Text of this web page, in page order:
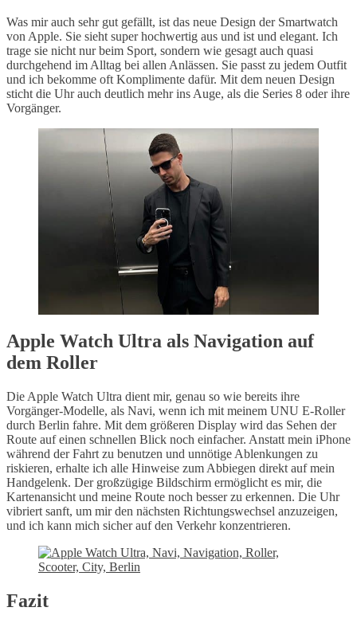
Was mir auch sehr gut gefällt, ist das neue Design der Smartwatch
von Apple. Sie sieht super hochwertig aus und ist und elegant. Ich
trage sie nicht nur beim Sport, sondern wie gesagt auch quasi
durchgehend im Alltag bei allen Anlässen. Sie passt zu jedem Outfit
und ich bekomme oft Komplimente dafür. Mit dem neuen Design
sticht die Uhr auch deutlich mehr ins Auge, als die Series 8 oder ihre
Vorgänger.
Apple Watch Ultra als Navigation auf
dem Roller
Die Apple Watch Ultra dient mir, genau so wie bereits ihre
Vorgänger-Modelle, als Navi, wenn ich mit meinem UNU E-Roller
durch Berlin fahre. Mit dem größeren Display wird das Sehen der
Route auf einen schnellen Blick noch einfacher. Anstatt mein iPhone
während der Fahrt zu benutzen und unnötige Ablenkungen zu
riskieren, erhalte ich alle Hinweise zum Abbiegen direkt auf mein
Handgelenk. Der großzügige Bildschirm ermöglicht es mir, die
Kartenansicht und meine Route noch besser zu erkennen. Die Uhr
vibriert sanft, um mir den nächsten Richtungswechsel anzuzeigen,
und ich kann mich sicher auf den Verkehr konzentrieren.
Fazit